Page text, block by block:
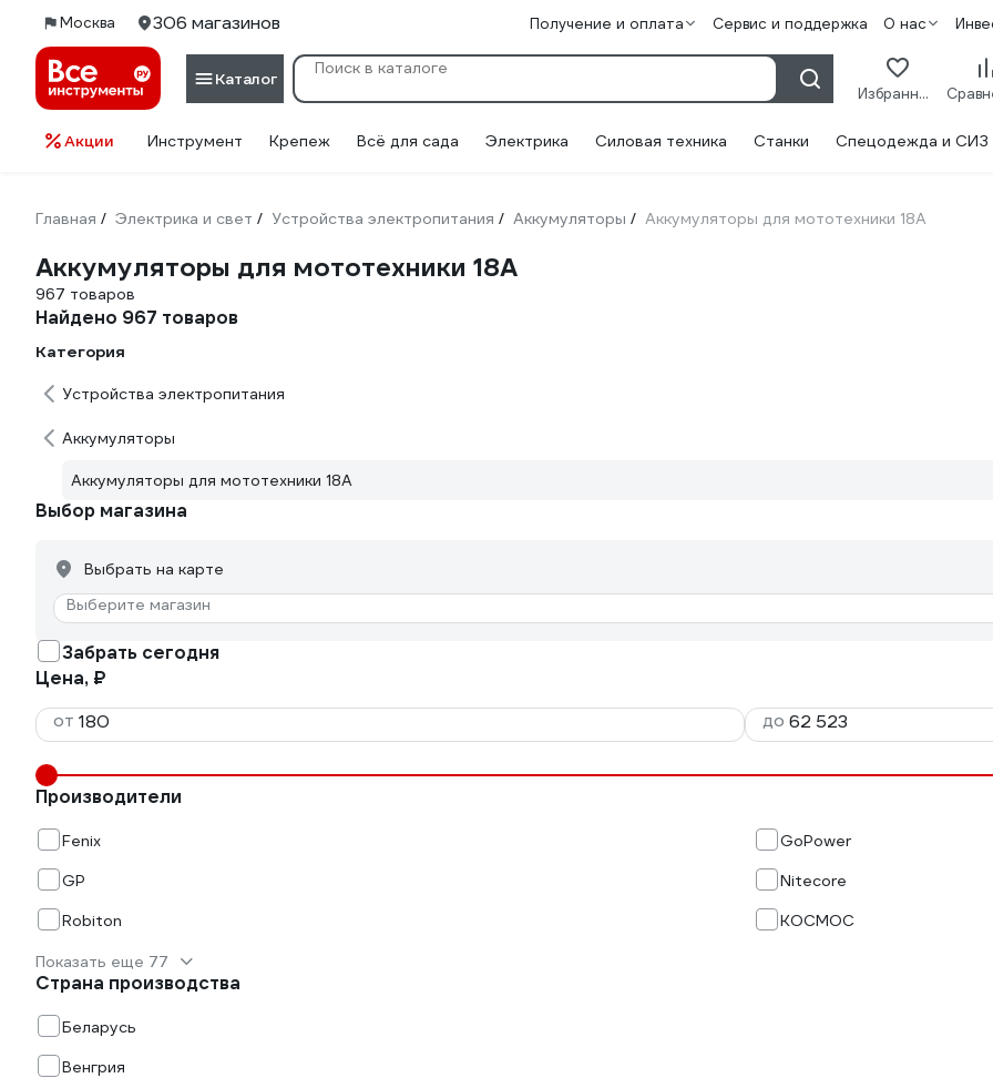
Москва 306 магазинов Получение и оплата Сервис и поддержка О нас
Каталог
Избранное
Акции Инструмент Крепеж Всё для сада Электрика Силовая техника Станки Спецодежда и СИЗ
Главная / Электрика и свет / Устройства электропитания / Аккумуляторы / Аккумуляторы для мототехники 18А
Аккумуляторы для мототехники 18А
967 товаров
Найдено 967 товаров
Категория
Устройства электропитания
Аккумуляторы
Аккумуляторы для мототехники 18А
Выбор магазина
Выбрать на карте
Выберите магазин
Забрать сегодня
Цена, ₽
от
до
Производители
Fenix
GoPower
GP
Nitecore
Robiton
КОСМОС
Показать еще 77
Страна производства
Беларусь
Венгрия